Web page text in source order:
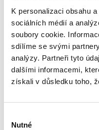
K personalizaci obsahu
sociálních médií a
soubory cookie.
sdílíme se svými
analýzy. Partneři tyto
dalšími informacemi,
získali v důsledku toho,
souhlasu
Nutné
Hodnocení (0)
díky přirozené kresbě
Přírodní dubové dřevo je
rustikální a nadčasový